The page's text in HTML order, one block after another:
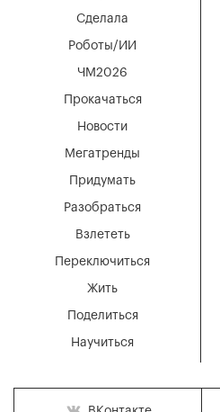
Мегатренды
Придумать
Разобраться
Взлететь
Новости
Переключиться
Жить
Поделиться
Научиться
Сделала
Роботы/ИИ
ЧМ2026
Прокачаться